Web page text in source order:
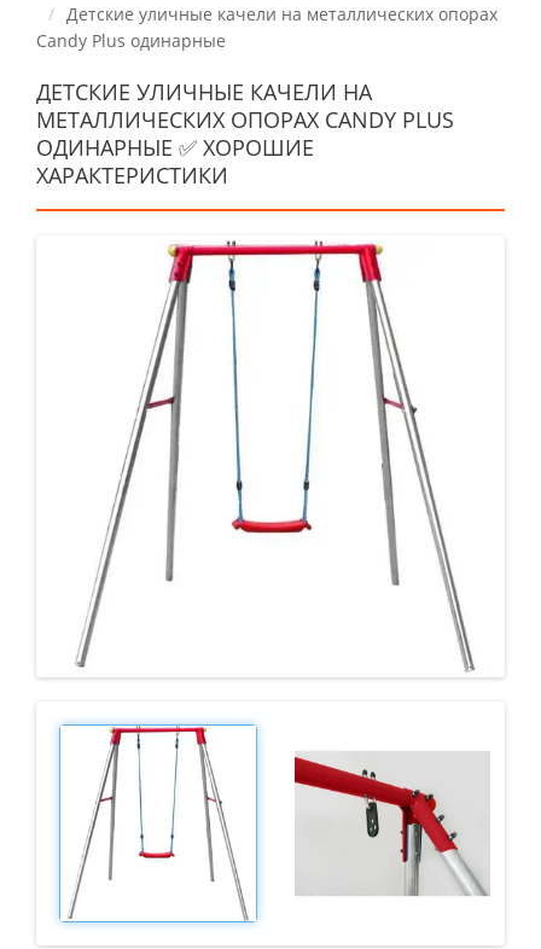
Детские уличные качели на металлических опорах
Candy Plus одинарные
ДЕТСКИЕ УЛИЧНЫЕ КАЧЕЛИ НА
МЕТАЛЛИЧЕСКИХ ОПОРАХ CANDY PLUS
ОДИНАРНЫЕ ✅ ХОРОШИЕ
ХАРАКТЕРИСТИКИ